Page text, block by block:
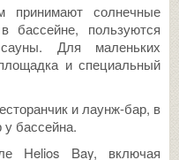
принимают солнечные
бассейне, пользуются
Для маленьких
и специальный
и лаунж-бар, в
у бассейна.
Helios Bay, включая